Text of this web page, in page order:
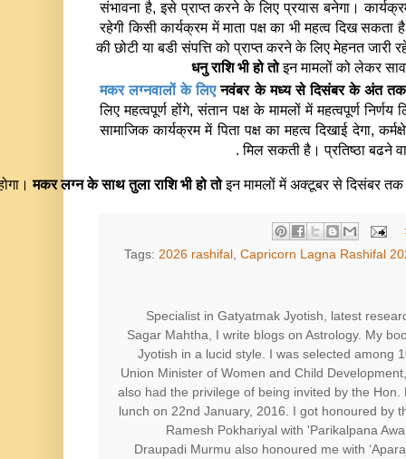
लोगों का साथ मिलेगा। धन की स्थिति मजबूत होगी, इसे मजबूत बनाने के